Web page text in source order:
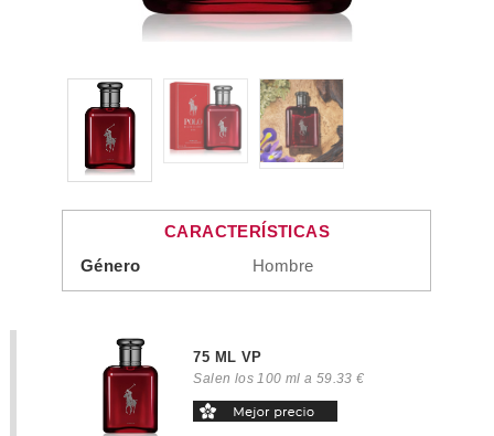
CARACTERÍSTICAS
Género
Hombre
75 ML VP
Salen los 100 ml a 59.33 €